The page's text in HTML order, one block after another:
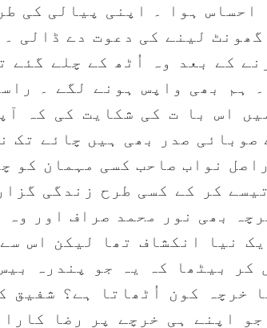
احساس ہوا ۔ اپنی پیالی کی
گھونٹ لینے کی دعوت دے ڈالی
کے بعد وہ اُٹھ کے چلے گئے
ہم بھی واپس ہونے لگے ۔
اس با ت کی شکایت کی کہ
صوبائی صدر بھی ہیں چائے تک
نواب صاحب کسی مہمان کو
کر کے کسی طرح زندگی
بھی نور محمد صراف اور وہ
نیا انکشاف تھا لیکن اس
کر بیٹھا کہ یہ جو پندرہ
خرچہ کون اُٹھاتا ہے؟ شفیق
اپنے ہی خرچے پر رضا